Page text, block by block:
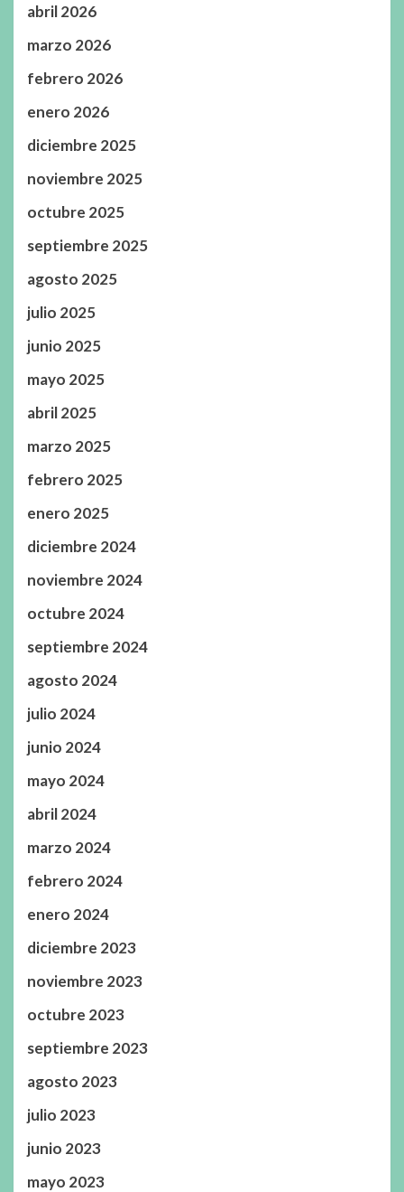
abril 2026
marzo 2026
febrero 2026
enero 2026
diciembre 2025
noviembre 2025
octubre 2025
septiembre 2025
agosto 2025
julio 2025
junio 2025
mayo 2025
abril 2025
marzo 2025
febrero 2025
enero 2025
diciembre 2024
noviembre 2024
octubre 2024
septiembre 2024
agosto 2024
julio 2024
junio 2024
mayo 2024
abril 2024
marzo 2024
febrero 2024
enero 2024
diciembre 2023
noviembre 2023
octubre 2023
septiembre 2023
agosto 2023
julio 2023
junio 2023
mayo 2023